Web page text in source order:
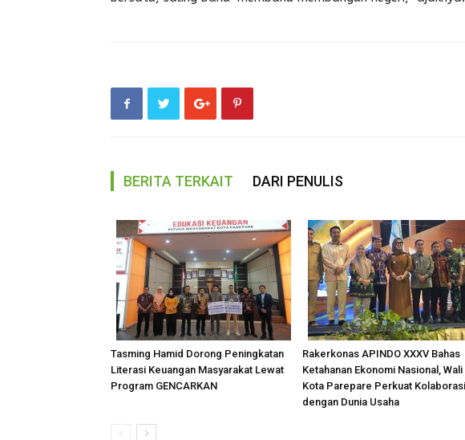
BERITA TERKAIT DARI PENULIS
Tasming Hamid Dorong Peningkatan
Literasi Keuangan Masyarakat Lewat
Program GENCARKAN
Rakerkonas APINDO XXXV Bahas
Ketahanan Ekonomi Nasional, Wali
Kota Parepare Perkuat Kolaborasi
dengan Dunia Usaha